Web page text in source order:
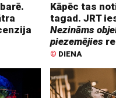
Kāpēc tas
tagad. JRT
Nezināms
piezemējies
© DIENA